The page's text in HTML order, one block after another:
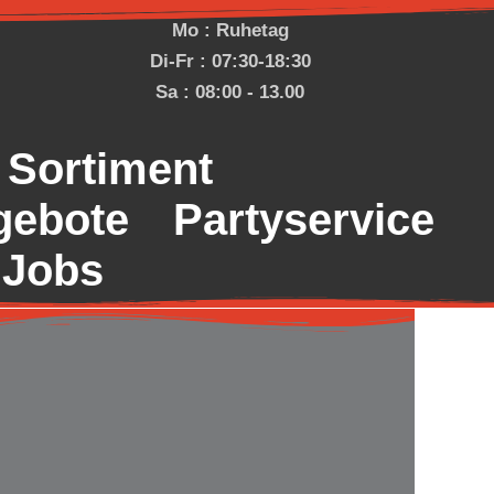
Mo : Ruhetag
Di-Fr : 07:30-18:30
Sa : 08:00 - 13.00
Sortiment
Partyservice
Jobs